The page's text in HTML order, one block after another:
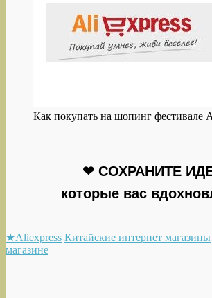
Как покупать на шопинг фестивале
❤ СОХРАНИТЕ
которые вас
★Aliexpress Китайские интернет магазины
магазине